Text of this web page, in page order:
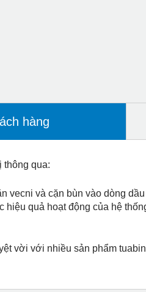
hàng
thông qua:
vecni và cặn bùn vào dòng
hiệu quả hoạt động của hệ
vời với nhiều sản phẩm